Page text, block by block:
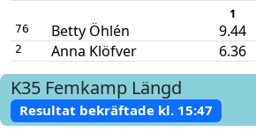
1
76 Betty Öhlén 9.44
2 Anna Klöfver 6.36
K35 Femkamp Längd
Resultat bekräftade kl. 15:47